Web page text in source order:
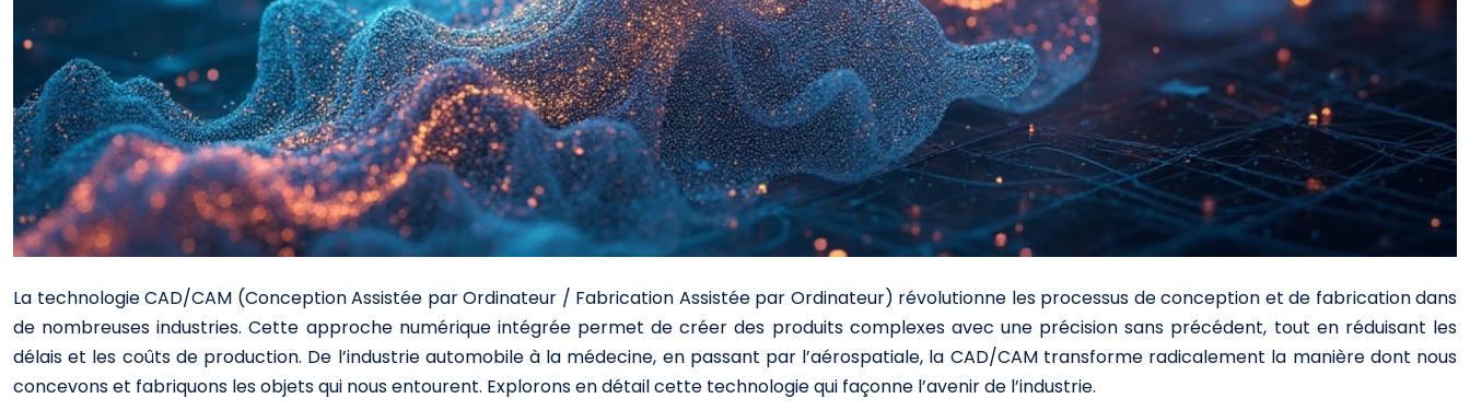
La technologie CAD/CAM (Conception Assistée par Ordinateur / Fabrication Assistée par Ordinateur) révolutionne les processus de conception et de fabrication dans
de nombreuses industries. Cette approche numérique intégrée permet de créer des produits complexes avec une précision sans précédent, tout en réduisant les
délais et les coûts de production. De l’industrie automobile à la médecine, en passant par l’aérospatiale, la CAD/CAM transforme radicalement la manière dont nous
concevons et fabriquons les objets qui nous entourent. Explorons en détail cette technologie qui façonne l’avenir de l’industrie.